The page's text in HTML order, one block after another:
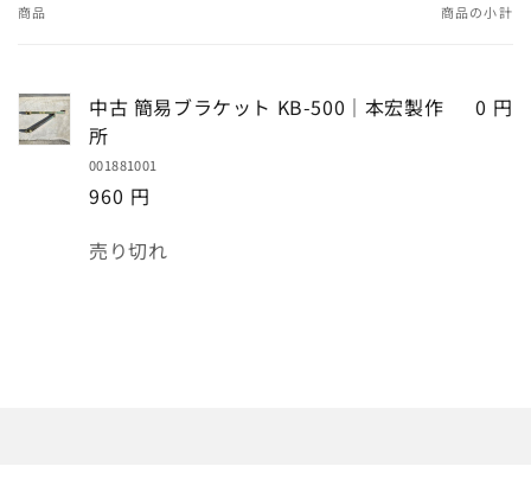
あ
の
カ
商品 商品の小計
中古 簡易ブラケット KB-500｜本宏製作
所
001881001
960 円
0 円
数
売り切れ